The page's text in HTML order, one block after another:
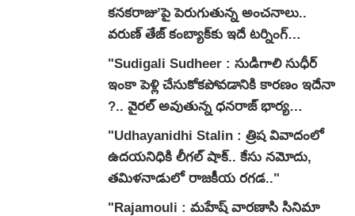
కనకరాజు’పై పెరుగుతున్న అంచనాలు..
వరుణ్ తేజ్ కంబ్యాక్‌కు ఇదే టర్నింగ్
పాయింట్ అవుతుందా?"
"Sudigali Sudheer : సుడిగాలి సుధీర్
ఇంకా పెళ్లి చేసుకోకపోవడానికి కారణం ఇదేనా
?.. వైరల్ అవుతున్న ధనరాజ్ భార్య
వ్యాఖ్యలు.."
"Udhayanidhi Stalin : త్రిష వివాదంలో
ఉదయనిధికి లీగల్ షాక్.. కేసు నమోదు,
తమిళనాడులో రాజకీయ రగడ.."
"Rajamouli : మహేష్ వారణాసి సినిమా